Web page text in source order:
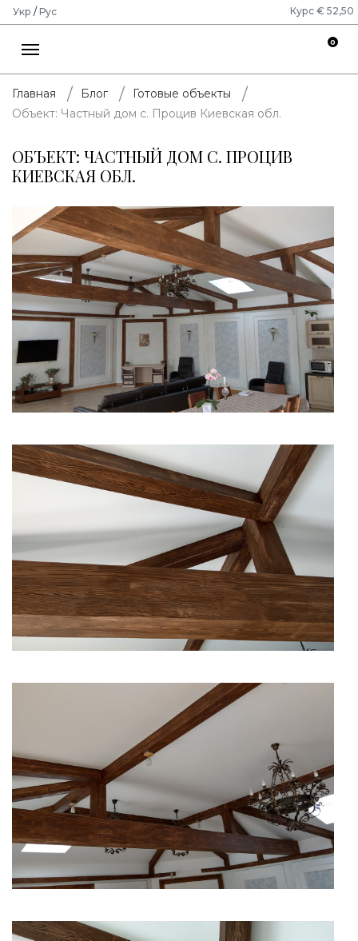
Укр / Рус Курс € 52,50
0
Главная Блог
Готовые объекты
Объект: Частный дом с. Процив Киевская обл.
ОБЪЕКТ: ЧАСТНЫЙ ДОМ С. ПРОЦИВ
КИЕВСКАЯ ОБЛ.